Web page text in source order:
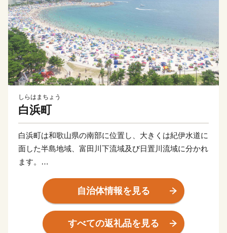
しらはまちょう
白浜町
白浜町は和歌山県の南部に位置し、大きくは紀伊水道に
面した半島地域、富田川下流域及び日置川流域に分かれ
ます。
面積は、200.98平方キロメートルで、県全体の約4.3％
を占めることとなります。年間平均気温は16.8度、年間
降水量は2,219ミリメートルとなっています。温暖で明
るく過しやすい気候と言えます。
自治体情報を見る
すべての返礼品を見る